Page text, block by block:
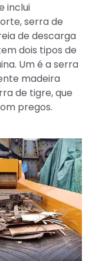
inclui
serra de
de descarga
dois tipos de
Um é a serra
madeira
de tigre, que
pregos.